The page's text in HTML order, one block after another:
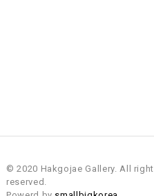
© 2020 Hakgojae Gallery. All right
reserved.